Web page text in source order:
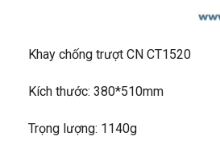
Khay chống trượt CN CT1520
Kích thước: 380*510mm
Trọng lượng: 1140g